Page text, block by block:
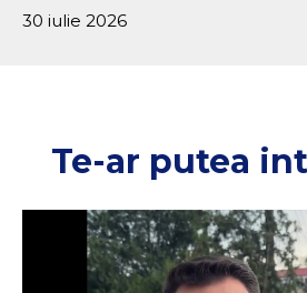
30 iulie 2026
Te-ar putea